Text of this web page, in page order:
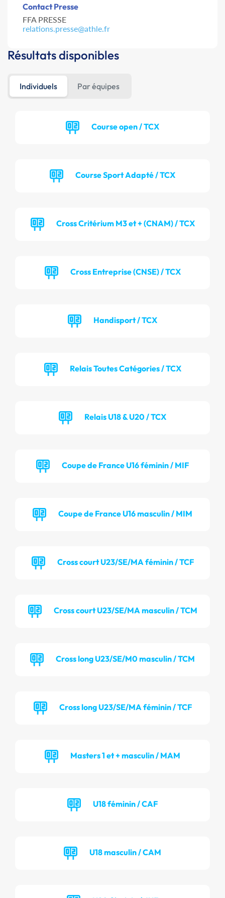
Contact Presse
FFA PRESSE
relations.presse@athle.fr
Résultats disponibles
Individuels Par équipes
Course open / TCX
Course Sport Adapté / TCX
Cross Critérium M3 et + (CNAM) / TCX
Cross Entreprise (CNSE) / TCX
Handisport / TCX
Relais Toutes Catégories / TCX
Relais U18 & U20 / TCX
Coupe de France U16 féminin / MIF
Coupe de France U16 masculin / MIM
Cross court U23/SE/MA féminin / TCF
Cross court U23/SE/MA masculin / TCM
Cross long U23/SE/M0 masculin / TCM
Cross long U23/SE/MA féminin / TCF
Masters 1 et + masculin / MAM
U18 féminin / CAF
U18 masculin / CAM